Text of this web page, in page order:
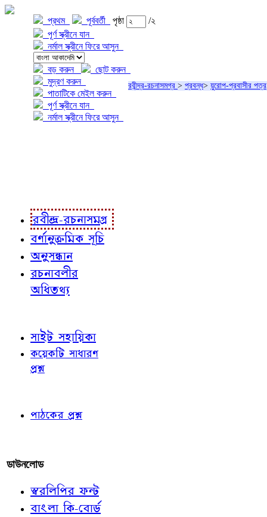
প্রথম পূর্ববর্তী পৃষ্ঠা
/২
পূর্ণ স্ক্রীনে যান
নর্মাল স্ক্রীনে ফিরে আসুন
বড় করুন
ছোট করুন
মুদ্রণ করুন
পাতাটিকে মেইল করুন
পূর্ণ স্ক্রীনে যান
নর্মাল স্ক্রীনে ফিরে আসুন
রবীন্দ্র-রচনাসমগ্র > প্রবন্ধ> য়ুরোপ-প্রবাসীর পত্র
রবীন্দ্র-রচনাসমগ্র
বর্ণানুক্রমিক সূচি
অনুসন্ধান
রচনাবলীর
অধিতথ্য
সাইট সহায়িকা
কয়েকটি সাধারণ
প্রশ্ন
পাঠকের প্রশ্ন
ডাউনলোড
স্বরলিপির ফন্ট
বাংলা কি-বোর্ড